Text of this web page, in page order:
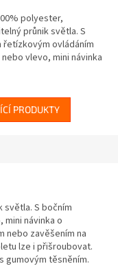
polyester,
průnik světla. S
řetízkovým ovládáním
vlevo, mini návinka
na okenní...
PRODUKTY
světla. S bočním
návinka o
nebo zavěšením na
lze i přišroubovat.
gumovým těsněním.